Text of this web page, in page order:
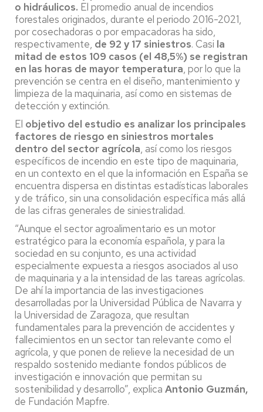
o hidráulicos. El promedio anual de incendios
forestales originados, durante el periodo 2016-2021,
por cosechadoras o por empacadoras ha sido,
respectivamente, de 92 y 17 siniestros. Casi la
mitad de estos 109 casos (el 48,5%) se registran
en las horas de mayor temperatura, por lo que la
prevención se centra en el diseño, mantenimiento y
limpieza de la maquinaria, así como en sistemas de
detección y extinción.
El objetivo del estudio es analizar los principales
factores de riesgo en siniestros mortales
dentro del sector agrícola, así como los riesgos
específicos de incendio en este tipo de maquinaria,
en un contexto en el que la información en España se
encuentra dispersa en distintas estadísticas laborales
y de tráfico, sin una consolidación específica más allá
de las cifras generales de siniestralidad.
“Aunque el sector agroalimentario es un motor
estratégico para la economía española, y para la
sociedad en su conjunto, es una actividad
especialmente expuesta a riesgos asociados al uso
de maquinaria y a la intensidad de las tareas agrícolas.
De ahí la importancia de las investigaciones
desarrolladas por la Universidad Pública de Navarra y
la Universidad de Zaragoza, que resultan
fundamentales para la prevención de accidentes y
fallecimientos en un sector tan relevante como el
agrícola, y que ponen de relieve la necesidad de un
respaldo sostenido mediante fondos públicos de
investigación e innovación que permitan su
sostenibilidad y desarrollo”, explica Antonio Guzmán,
de Fundación Mapfre.